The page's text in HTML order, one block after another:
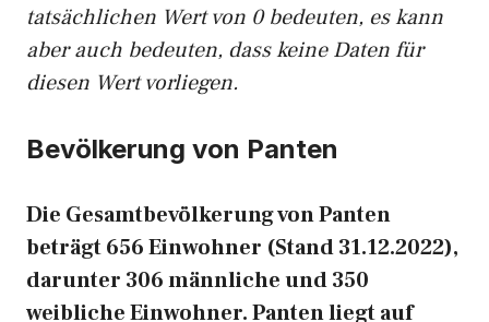
tatsächlichen Wert von 0 bedeuten, es kann
aber auch bedeuten, dass keine Daten für
diesen Wert vorliegen.
Bevölkerung von Panten
Die Gesamtbevölkerung von Panten
beträgt 656 Einwohner (Stand 31.12.2022),
darunter 306 männliche und 350
weibliche Einwohner. Panten liegt auf